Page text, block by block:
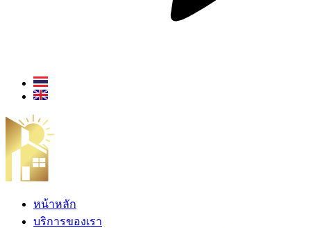
หน้าหลัก
บริการของเรา